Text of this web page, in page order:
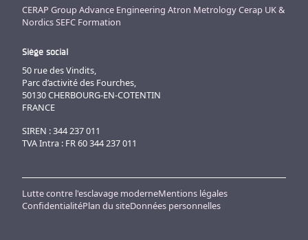
CERAP Group Advance Engineering Atron MetrologyCerap UK &
NordicsSEFC Formation
Siège social
50 rue des Vindits,
Parc d’activité des Fourches,
50130 CHERBOURG-EN-COTENTIN
FRANCE
SIREN : 344 237 011
TVA Intra : FR 60 344 237 011
Lutte contre l'esclavage moderneMentions légales
ConfidentialitéPlan du siteDonnées personnelles